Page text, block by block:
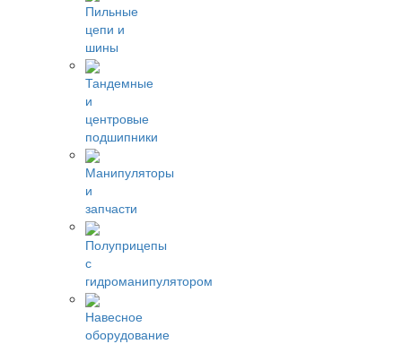
Пильные
цепи и
шины
Тандемные
и
центровые
подшипники
Манипуляторы
и
запчасти
Полуприцепы
с
гидроманипулятором
Навесное
оборудование